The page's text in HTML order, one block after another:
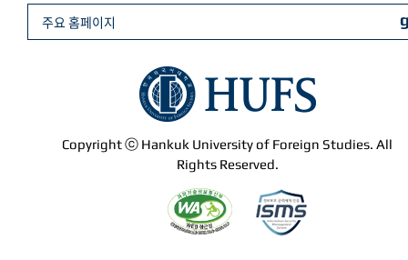
Copyright ⓒ Hankuk University of Foreign Studies. All
Rights Reserved.
주요 홈페이지